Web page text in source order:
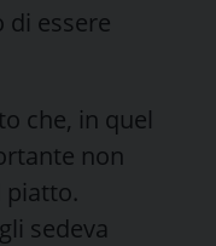
di essere
che, in quel
non
piatto.
sedeva